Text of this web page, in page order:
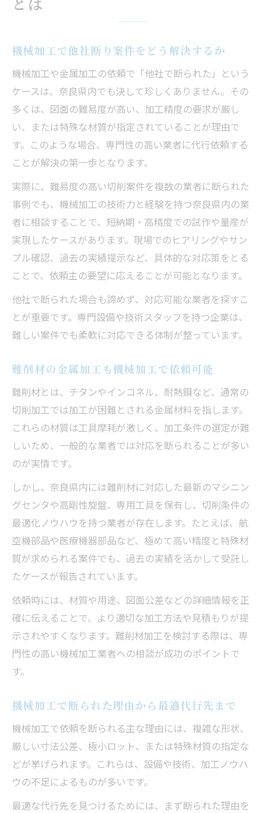
機械加工で他社断り案件をどう解決するか
機械加工や金属加工の依頼で「他社で断られた」という
ケースは、奈良県内でも決して珍しくありません。その
多くは、図面の難易度が高い、加工精度の要求が厳し
い、または特殊な材質が指定されていることが理由で
す。このような場合、専門性の高い業者に代行依頼する
ことが解決の第一歩となります。
実際に、難易度の高い切削案件を複数の業者に断られた
事例でも、機械加工の技術力と経験を持つ奈良県内の業
者に相談することで、短納期・高精度での試作や量産が
実現したケースがあります。現場でのヒアリングやサン
プル確認、過去の実績提示など、具体的な対応策をとる
ことで、依頼主の要望に応えることが可能となります。
他社で断られた場合も諦めず、対応可能な業者を探すこ
とが重要です。専門設備や技術スタッフを持つ企業は、
難しい案件でも柔軟に対応できる体制が整っています。
難削材の金属加工も機械加工で依頼可能
難削材とは、チタンやインコネル、耐熱鋼など、通常の
切削加工では加工が困難とされる金属材料を指します。
これらの材質は工具摩耗が激しく、加工条件の選定が難
しいため、一般的な業者では対応を断られることが多い
のが実情です。
しかし、奈良県内には難削材に対応した最新のマシニン
グセンタや高剛性旋盤、専用工具を保有し、切削条件の
最適化ノウハウを持つ業者が存在します。たとえば、航
空機部品や医療機器部品など、極めて高い精度と特殊材
質が求められる案件でも、過去の実績を活かして受託し
たケースが報告されています。
依頼時には、材質や用途、図面公差などの詳細情報を正
確に伝えることで、より適切な加工方法や見積もりが提
示されやすくなります。難削材加工を検討する際は、専
門性の高い機械加工業者への相談が成功のポイントで
す。
機械加工で断られた理由から最適代行先まで
機械加工で依頼を断られる主な理由には、複雑な形状、
厳しい寸法公差、極小ロット、または特殊材質の指定な
どが挙げられます。これらは、設備や技術、加工ノウハ
ウの不足によるものが多いです。
最適な代行先を見つけるためには、まず断られた理由を